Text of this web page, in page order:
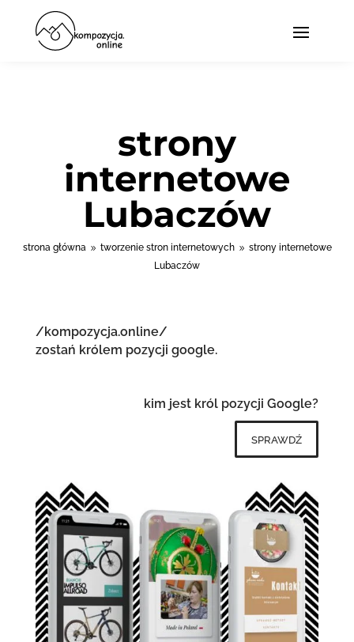
strony
internetowe
Lubaczów
strona główna 9 tworzenie stron internetowych 9 strony internetowe
Lubaczów
/kompozycja.online/
zostań królem pozycji google.
kim jest król pozycji Google?
sprawdź